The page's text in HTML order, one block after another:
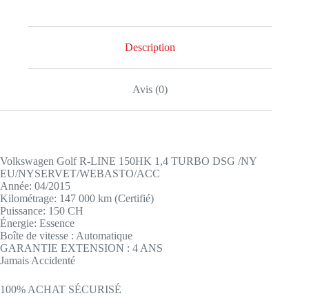
Description
Avis (0)
Volkswagen Golf R-LINE 150HK 1,4 TURBO DSG /NY
EU/NYSERVET/WEBASTO/ACC
Année: 04/2015
Kilométrage: 147 000 km (Certifié)
Puissance: 150 CH
Énergie: Essence
Boîte de vitesse : Automatique
GARANTIE EXTENSION : 4 ANS
Jamais Accidenté
100% ACHAT SÉCURISÉ